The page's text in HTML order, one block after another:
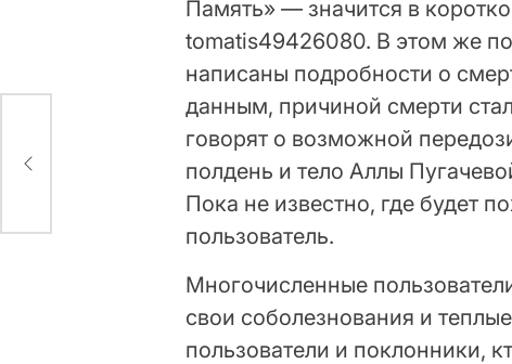
Память» — значится в
tomatis49426080. В этом же
написаны подробности о
данным, причиной смерти
говорят о возможной
полдень и тело Аллы
Пока не известно, где будет
пользователь.
Многочисленные
свои соболезнования и
пользователи и поклонники,